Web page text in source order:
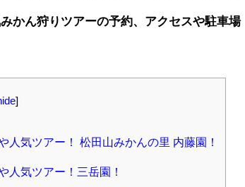
かん狩りツアーの予約、アクセスや駐車場
気ツアー！ 松田山みかんの里 内藤園！
人気ツアー！三岳園！